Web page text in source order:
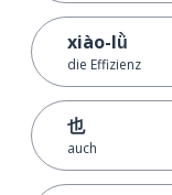
xiào-lǜ
die Effizienz
也
auch